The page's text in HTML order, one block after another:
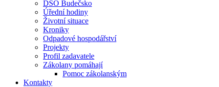
DSO Budečsko
Úřední hodiny
Životní situace
Kroniky
Odpadové hospodářství
Projekty
Profil zadavatele
Zákolany pomáhají
Pomoc zákolanským
Kontakty